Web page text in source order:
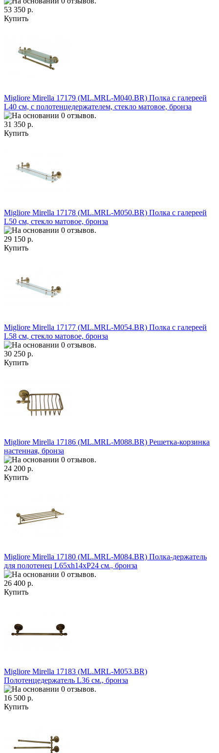
53 350 р.
Купить
Migliore Mirella 17179 (ML.MRL-M040.BR) Полка c галереей
L40 см, с полотенцедержателем, стекло матовое, бронза
31 350 р.
Купить
Migliore Mirella 17178 (ML.MRL-M050.BR) Полка c галереей
L50 см, стекло матовое, бронза
29 150 р.
Купить
Migliore Mirella 17177 (ML.MRL-M054.BR) Полка c галереей
L58 см, стекло матовое, бронза
30 250 р.
Купить
Migliore Mirella 17186 (ML.MRL-M088.BR) Решетка-корзинка
настенная, бронза
24 200 р.
Купить
Migliore Mirella 17180 (ML.MRL-M084.BR) Полка-держатель
для полотенец L65хh14xP24 см., бронза
26 400 р.
Купить
Migliore Mirella 17183 (ML.MRL-M053.BR)
Полотенцедержатель L36 см., бронза
16 500 р.
Купить